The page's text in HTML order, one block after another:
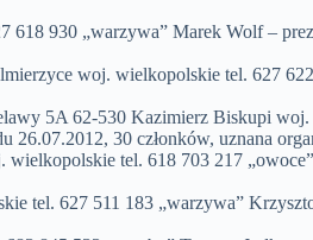
930 „warzywa” Marek Wolf –
woj. wielkopolskie tel. 627
5A 62-530 Kazimierz Biskupi
26.07.2012, 30 członków, uznana
tel. 618 703 217
tel. 627 511 183 „warzywa”